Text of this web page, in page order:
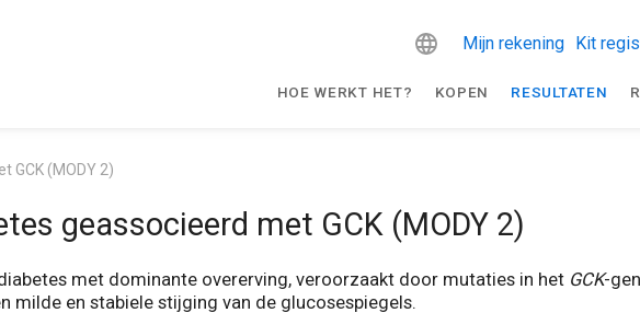
Mijn rekening Kit
HOE WERKT HET? KOPEN RESULTATEN
GCK (MODY 2)
geassocieerd met GCK (MODY 2)
met dominante overerving, veroorzaakt door mutaties in het GCK-
en stabiele stijging van de glucosespiegels.